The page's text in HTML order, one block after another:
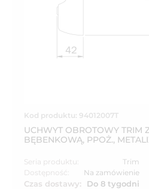
Kod produktu: 94012007T
UCHWYT OBROTOWY TRIM
BĘBENKOWĄ, PPOŻ.,
Seria produktu:
Trim
Dostępność:
Na zamówienie
Czas dostawy: Do 8 tygodni